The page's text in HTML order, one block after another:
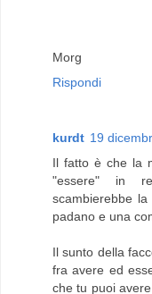
Morg
Rispondi
kurdt 19
Il fatto è che la
"essere" in
scambierebbe
padano e una
Il sunto della
fra avere ed
che tu puoi